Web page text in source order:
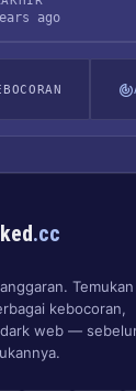
ago
.cc
Temukan
kebocoran,
web —